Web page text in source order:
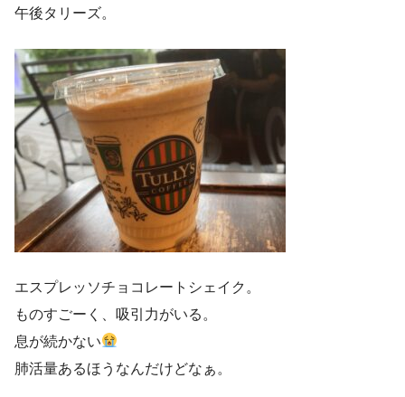
午後タリーズ。
エスプレッソチョコレートシェイク。
ものすごーく、吸引力がいる。
息が続かない
肺活量あるほうなんだけどなぁ。